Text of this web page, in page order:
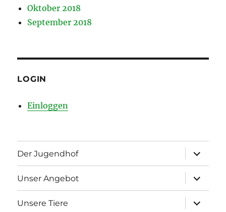
Oktober 2018
September 2018
LOGIN
Einloggen
Der Jugendhof
öffnen
Unser Angebot
öffnen
Unsere Tiere
öffnen